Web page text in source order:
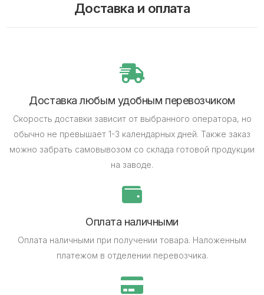
Доставка и оплата
Доставка любым удобным перевозчиком
Скорость доставки зависит от выбранного оператора, но
обычно не превышает 1-3 календарных дней. Также заказ
можно забрать самовывозом со склада готовой продукции
на заводе.
Оплата наличными
Оплата наличными при получении товара. Наложенным
платежом в отделении перевозчика.